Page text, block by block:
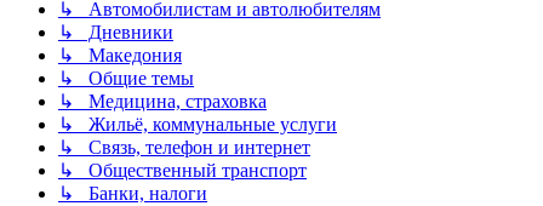
↳ Автомобилистам и автолюбителям
↳ Дневники
↳ Македония
↳ Общие темы
↳ Медицина, страховка
↳ Жильё, коммунальные услуги
↳ Связь, телефон и интернет
↳ Общественный транспорт
↳ Банки, налоги